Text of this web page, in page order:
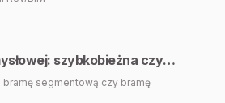
szybkobieżna czy
bramę segmentową czy bramę